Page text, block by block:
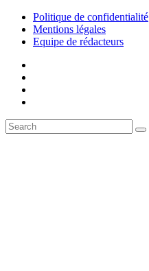
Politique de confidentialité
Mentions légales
Equipe de rédacteurs